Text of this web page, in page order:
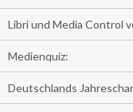
Libri und Media Control
Medienquiz:
Deutschlands